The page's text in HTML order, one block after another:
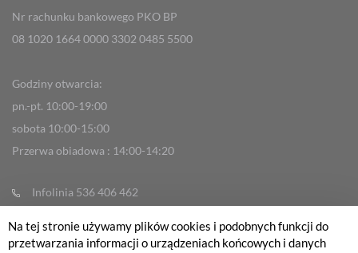
Nr rachunku bankowego PKO BP
08 1020 1664 0000 3302 0485 5500
Godziny otwarcia:
pn.-pt. 10:00-19:00
sobota 10:00-15:00
Przerwa obiadowa : 14:00-14:20
Infolinia 536 406 462
Reklamacje
Na tej stronie używamy plików cookies i podobnych funkcji do
przetwarzania informacji o urządzeniach końcowych i danych